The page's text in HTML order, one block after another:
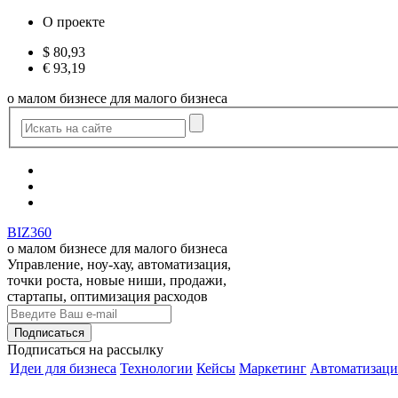
О проекте
$ 80,93
€ 93,19
о малом бизнесе для малого бизнеса
BIZ360
о малом бизнесе для малого бизнеса
Управление, ноу-хау, автоматизация,
точки роста, новые ниши, продажи,
стартапы, оптимизация расходов
Подписаться на рассылку
Идеи для бизнеса Технологии Кейсы Маркетинг